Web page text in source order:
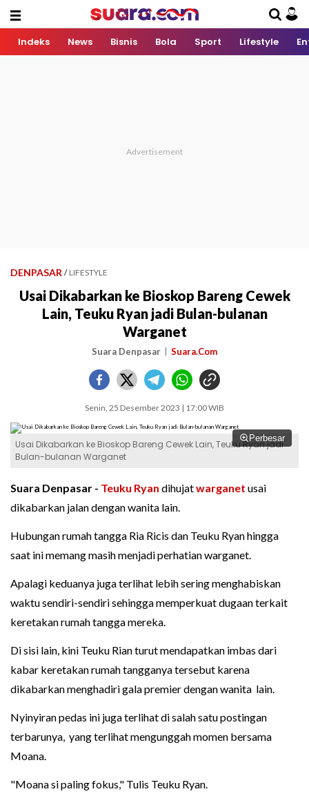
Indeks News Bisnis Bola Sport Lifestyle
DENPASAR / LIFESTYLE
Usai Dikabarkan ke Bioskop Bareng Cewek
Lain, Teuku Ryan jadi Bulan-bulanan
Warganet
Suara Denpasar Suara.Com
Senin, 25 Desember 2023 | 17:00 WIB
Perbesar
Usai Dikabarkan ke Bioskop Bareng Cewek Lain, Teuku Ryan jadi
Bulan-bulanan Warganet
Suara Denpasar - Teuku Ryan dihujatwarganet usai
dikabarkan jalan dengan wanita lain.
Hubungan rumah tangga Ria Ricis dan Teuku Ryan hingga
saat ini memang masih menjadi perhatian warganet.
Apalagi keduanya juga terlihat lebih sering menghabiskan
waktu sendiri-sendiri sehingga memperkuat dugaan terkait
keretakan rumah tangga mereka.
Di sisi lain, kini Teuku Rian turut mendapatkan imbas dari
kabar keretakan rumah tangganya tersebut karena
dikabarkan menghadiri gala premier dengan wanita lain.
Nyinyiran pedas ini juga terlihat di salah satu postingan
terbarunya, yang terlihat mengunggah momen bersama
Moana.
"Moana si paling fokus," Tulis Teuku Ryan.